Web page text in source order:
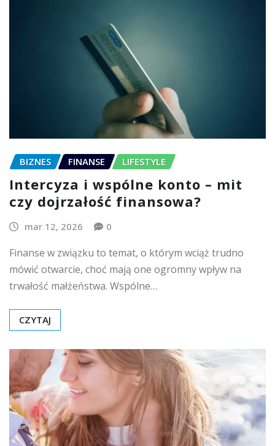
BIZNES FINANSE LIFESTYLE
Intercyza i wspólne konto – mit
czy dojrzałość finansowa?
mar 12, 2026 0
Finanse w związku to temat, o którym wciąż trudno
mówić otwarcie, choć mają one ogromny wpływ na
trwałość małżeństwa. Wspólne…
CZYTAJ